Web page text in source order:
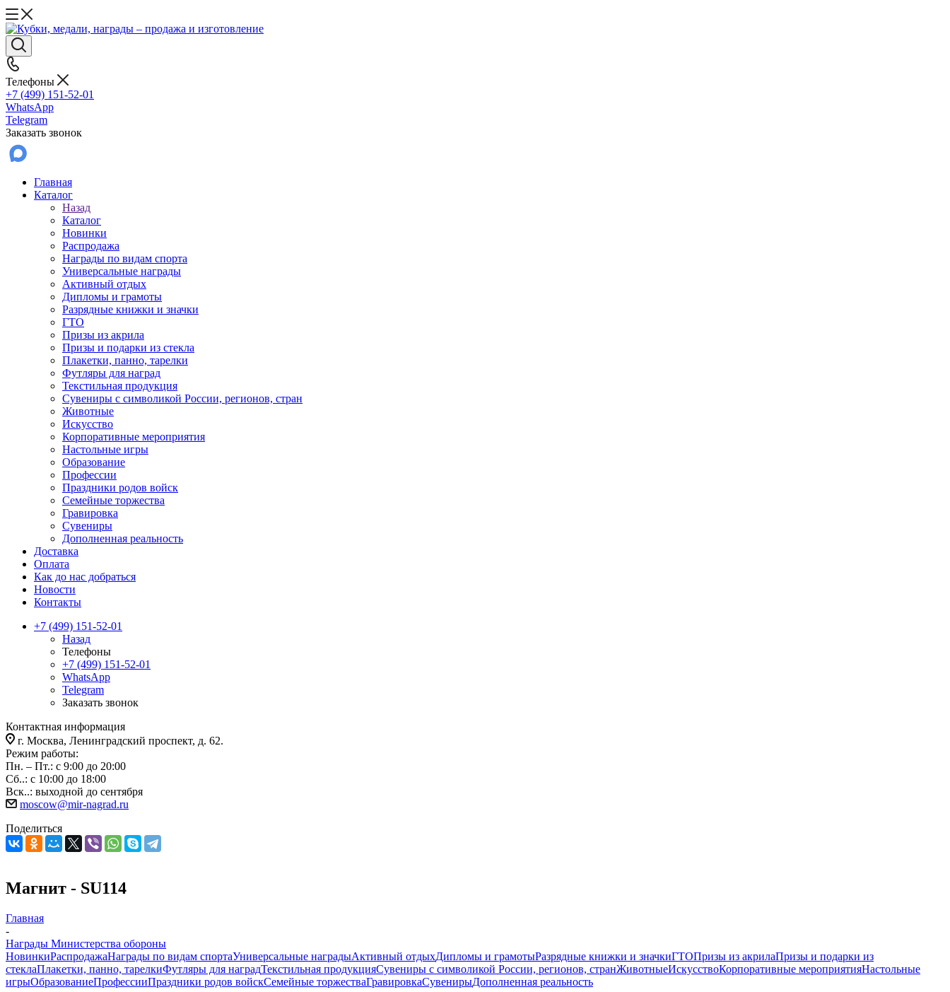
Телефоны
+7 (499) 151-52-01
WhatsApp
Telegram
Заказать звонок
Главная
Каталог
Назад
Каталог
Новинки
Распродажа
Награды по видам спорта
Универсальные награды
Активный отдых
Дипломы и грамоты
Разрядные книжки и значки
ГТО
Призы из акрила
Призы и подарки из стекла
Плакетки, панно, тарелки
Футляры для наград
Текстильная продукция
Сувениры с символикой России, регионов, стран
Животные
Искусство
Корпоративные мероприятия
Настольные игры
Образование
Профессии
Праздники родов войск
Семейные торжества
Гравировка
Сувениры
Дополненная реальность
Доставка
Оплата
Как до нас добраться
Новости
Контакты
+7 (499) 151-52-01
Назад
Телефоны
+7 (499) 151-52-01
WhatsApp
Telegram
Заказать звонок
Контактная информация
г. Москва, Ленинградский проспект, д. 62.
Режим работы:
Пн. – Пт.: с 9:00 до 20:00
Сб..: с 10:00 до 18:00
Вск..: выходной до сентября
moscow@mir-nagrad.ru
Поделиться
Магнит - SU114
Главная
-
Награды Министерства обороны
НовинкиРаспродажаНаграды по видам спортаУниверсальные наградыАктивный отдыхДипломы и грамотыРазрядные книжки и значкиГТОПризы из акрилаПризы и подарки из
стеклаПлакетки, панно, тарелкиФутляры для наградТекстильная продукцияСувениры с символикой России, регионов, странЖивотныеИскусствоКорпоративные мероприятияНастольные
игрыОбразованиеПрофессииПраздники родов войскСемейные торжестваГравировкаСувенирыДополненная реальность